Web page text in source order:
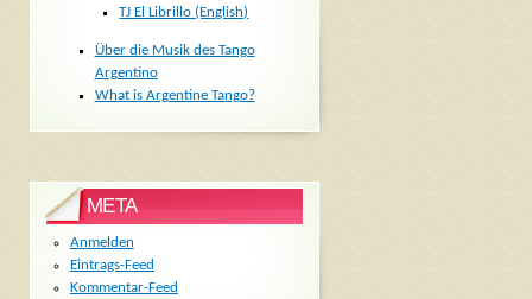
TJ El Librillo (English)
Über die Musik des Tango
Argentino
What is Argentine Tango?
META
Anmelden
Eintrags-Feed
Kommentar-Feed